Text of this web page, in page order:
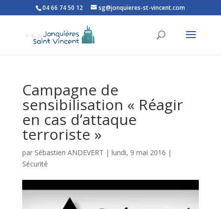
Ouvrir la barre d’outils
04 66 74 50 12 sg@jonquieres-st-vincent.com
Campagne de
sensibilisation « Réagir
en cas d’attaque
terroriste »
par Sébastien ANDEVERT | lundi, 9 mai 2016 |
Sécurité